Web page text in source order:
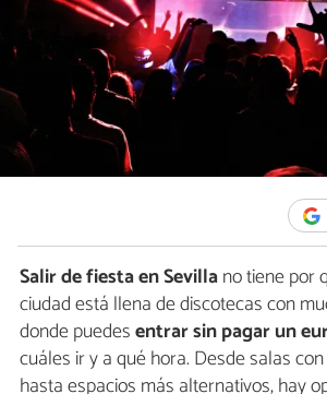
Salir de fiesta en Sevillano tiene por
ciudad está llena de discotecas con
donde puedesentrar sin pagar un
cuáles ir y a qué hora. Desde salas
hasta espacios más alternativos, hay